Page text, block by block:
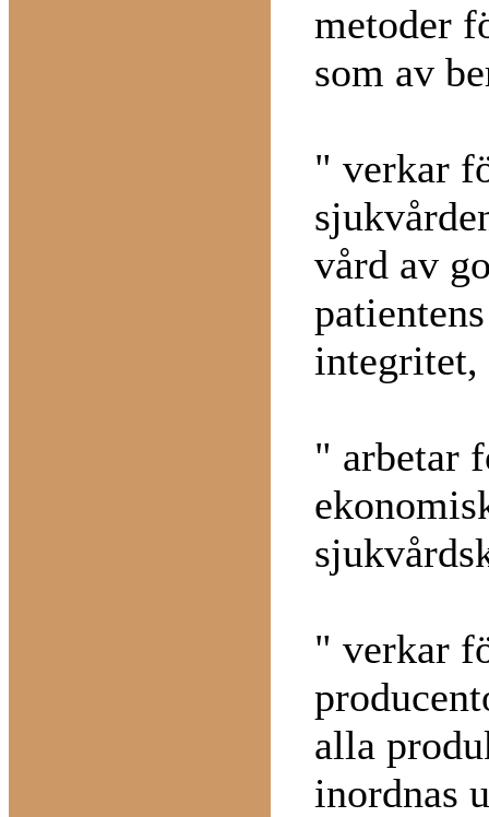
metoder
som av
" verkar
vård av
integritet,
" arbetar
" verkar
alla
inordnas